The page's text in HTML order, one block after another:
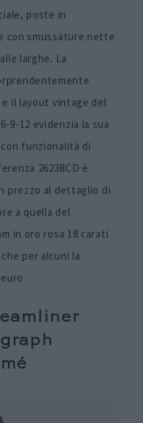
poste in
con smussature nette
larghe. La
il layout vintage del
9-12 evidenzia la sua
funzionalità di
26238CD è
prezzo al dettaglio di
a quella del
in oro rosa 18 carati
per alcuni la